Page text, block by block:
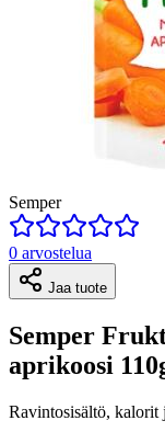
Semper
0 arvostelua
Jaa tuote
Semper
aprikoosi
Ravintosisältö, kalorit